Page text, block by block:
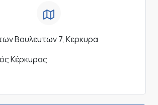
Βουλευτων 7, Κερκυρα
Κέρκυρας